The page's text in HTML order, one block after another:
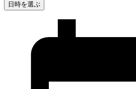
日時を選ぶ